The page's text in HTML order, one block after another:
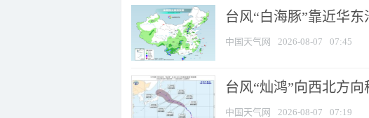
台风“白海豚”靠近华
中国天气网 2026-08-07 07:45
台风“灿鸿”向西北方
中国天气网 2026-08-07 07:19